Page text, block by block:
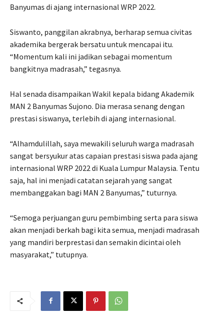
Banyumas di ajang internasional WRP 2022.
Siswanto, panggilan akrabnya, berharap semua civitas
akademika bergerak bersatu untuk mencapai itu.
“Momentum kali ini jadikan sebagai momentum
bangkitnya madrasah,” tegasnya.
Hal senada disampaikan Wakil kepala bidang Akademik
MAN 2 Banyumas Sujono. Dia merasa senang dengan
prestasi siswanya, terlebih di ajang internasional.
“Alhamdulillah, saya mewakili seluruh warga madrasah
sangat bersyukur atas capaian prestasi siswa pada ajang
internasional WRP 2022 di Kuala Lumpur Malaysia. Tentu
saja, hal ini menjadi catatan sejarah yang sangat
membanggakan bagi MAN 2 Banyumas,” tuturnya.
“Semoga perjuangan guru pembimbing serta para siswa
akan menjadi berkah bagi kita semua, menjadi madrasah
yang mandiri berprestasi dan semakin dicintai oleh
masyarakat,” tutupnya.